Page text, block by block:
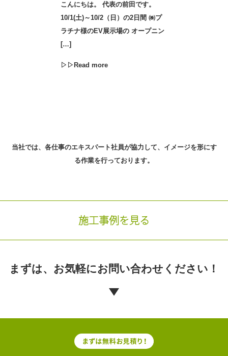
こんにちは。 代表の前田です。
10/1(土)～10/2（日）の2日間 ㈱プ
ラチナ様のEV展示場の オープニン
[…]
▷▷Read more
当社では、各仕事のエキスパート社員が協力して、 イメージを形にす
る作業を行っております。
施工事例を見る
まずは、お気軽にお問い合わせください！